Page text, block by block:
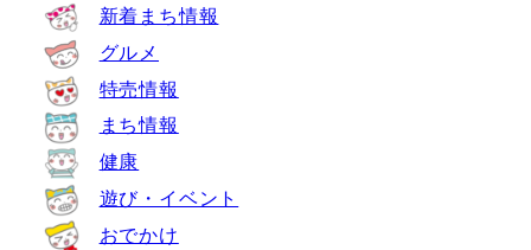
新着まち情報
グルメ
特売情報
まち情報
健康
遊び・イベント
おでかけ